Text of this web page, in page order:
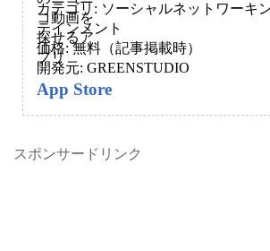
カテゴリ: ソーシャルネットワーキ
テインメント
価格: 無料（記事掲載時）
開発元: GREENSTUDIO
App Store
スポンサードリンク